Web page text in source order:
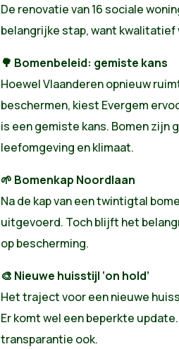
De renovatie van 16 sociale
belangrijke stap, want kwalitatief
🌳 Bomenbeleid: gemiste kans
Hoewel Vlaanderen opnieuw
beschermen, kiest Evergem
is een gemiste kans. Bomen zijn
leefomgeving en klimaat.
🌱 Bomenkap Noordlaan
Na de kap van een twintigtal
uitgevoerd. Toch blijft het
op bescherming.
🎨 Nieuwe huisstijl ‘on hold’
Het traject voor een nieuwe
Er komt wel een beperkte
transparantie ook.